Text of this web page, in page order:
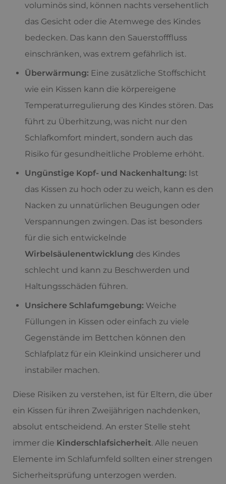
voluminös sind, können nachts versehentlich
das Gesicht oder die Atemwege des Kindes
bedecken. Das kann den Sauerstofffluss
einschränken, was extrem gefährlich ist.
Überwärmung: Eine zusätzliche Stoffschicht
wie ein Kissen kann die körpereigene
Temperaturregulierung des Kindes stören. Das
führt zu Überhitzung, was nicht nur den
Schlafkomfort mindert, sondern auch das
Risiko für gesundheitliche Probleme erhöht.
Ungünstige Kopf- und Nackenhaltung: Ist
das Kissen zu hoch oder zu weich, kann es den
Nacken zu unnatürlichen Beugungen oder
Verspannungen zwingen. Das ist besonders
für die sich entwickelnde
Wirbelsäulenentwicklung des Kindes
schlecht und kann zu Beschwerden und
Haltungsschäden führen.
Unsichere Schlafumgebung: Weiche
Füllungen in Kissen oder einfach zu viele
Gegenstände im Bettchen können den
Schlafplatz für ein Kleinkind unsicherer und
instabiler machen.
Diese Risiken zu verstehen, ist für Eltern, die über
ein Kissen für ihren Zweijährigen nachdenken,
absolut entscheidend. An erster Stelle steht
immer die Kinderschlafsicherheit. Alle neuen
Elemente im Schlafumfeld sollten einer strengen
Sicherheitsprüfung unterzogen werden.